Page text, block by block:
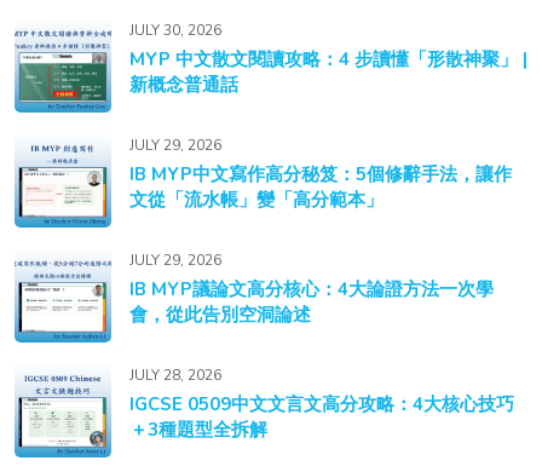
JULY 30, 2026
MYP 中文散文閱讀攻略：4 步讀懂「形散神聚」 |
新概念普通話
JULY 29, 2026
IB MYP中文寫作高分秘笈：5個修辭手法，讓作
文從「流水帳」變「高分範本」
JULY 29, 2026
IB MYP議論文高分核心：4大論證方法一次學
會，從此告別空洞論述
JULY 28, 2026
IGCSE 0509中文文言文高分攻略：4大核心技巧
＋3種題型全拆解